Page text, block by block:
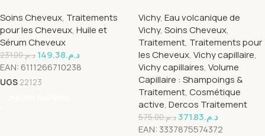
Soins Cheveux, Traitements
pour les Cheveux, Huile et
Sérum Cheveux
د.م.231.00 د.م.149.38
EAN: 6111266710238
UGS 22123
Chute Créateur de Masse
Capillaire | 100ml
Vichy, Eau volcanique de
Vichy, Soins Cheveux,
Traitement, Traitements pour
les Cheveux, Vichy capillaire,
Vichy capillaires, Volume
Capillaire : Shampoings &
Traitement, Cosmétique
active, Dercos Traitement
د.م.575.00 د.م.371.83
EAN: 3337875574372